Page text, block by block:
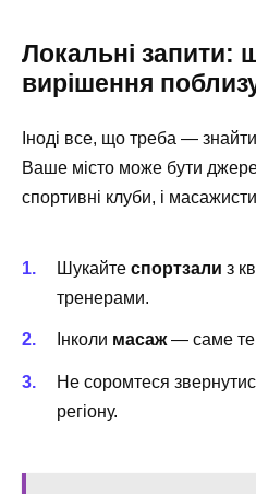
Локальні запити:
вирішення
Іноді все, що треба —
Ваше місто може бути
спортивні клуби, і
Шукайте спортзали з
тренерами.
Інколи масаж— саме
Не соромтеся
регіону.